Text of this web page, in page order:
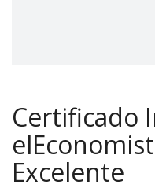
Certificado
Excelente